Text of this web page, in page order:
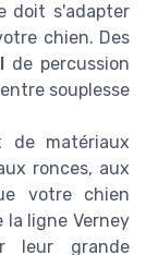
doit s'adapter
chien. Des
de percussion
souplesse
de matériaux
ronces, aux
votre chien
la ligne Verney
leur grande